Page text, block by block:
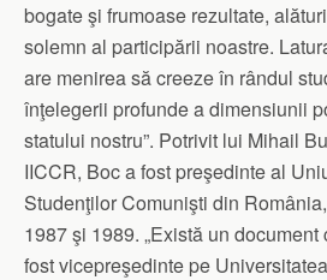
bogate şi frumoase rezultate,
solemn al participării noastre.
are menirea să creeze în rândul
înţelegerii profunde a dimensiunii
statului nostru”. Potrivit lui Mihail
IICCR, Boc a fost preşedinte al
Studenţilor Comunişti din
1987 şi 1989. „Există un
fost vicepreşedinte pe